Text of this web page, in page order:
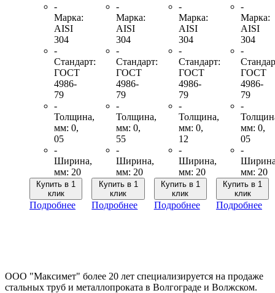
-
Марка:
AISI
304
-
Стандарт:
ГОСТ
4986-
79
-
Толщина,
мм: 0,
05
-
Ширина,
мм: 20
Купить в 1
клик
Подробнее
-
Марка:
AISI
304
-
Стандарт:
ГОСТ
4986-
79
-
Толщина,
мм: 0,
55
-
Ширина,
мм: 20
Купить в 1
клик
Подробнее
-
Марка:
AISI
304
-
Стандарт:
ГОСТ
4986-
79
-
Толщина,
мм: 0,
12
-
Ширина,
мм: 20
Купить в 1
клик
Подробнее
-
Марка:
AISI
304
-
ГОСТ
4986-
79
-
мм: 0,
05
-
мм: 20
Купить в 1
клик
Подробнее
ООО "Максимет" более 20 лет специализируется на продаже
стальных труб и металлопроката в Волгограде и Волжском.